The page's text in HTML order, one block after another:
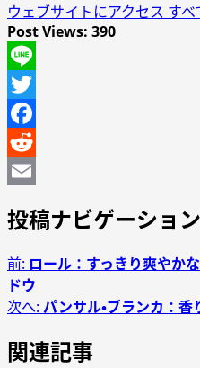
ウェブサイトにアクセス す
Post Views: 390
Line
Twitter
Facebook
Reddit
投稿ナビゲーション
前: ロール：すっきり爽やか
ドウ
次へ: パンサル・ブランカ：
関連記事